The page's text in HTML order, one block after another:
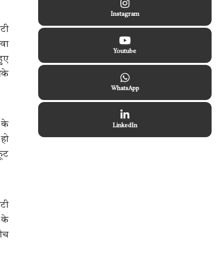
के
के
Instagram
Youtube
WhatsApp
LinkedIn